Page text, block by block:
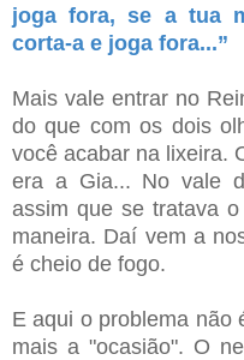
joga fora, se a tua
corta-a e joga fora...”
Mais vale entrar no
do que com os dois
você acabar na lixeira.
era a Gia... No vale
assim que se tratava
maneira. Daí vem a
é cheio de fogo.
E aqui o problema não
mais a "ocasião". O